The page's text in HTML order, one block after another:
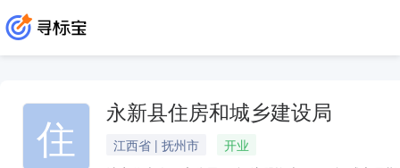
住 永新县住房和城乡建设局
江西省 | 抚州市
开业